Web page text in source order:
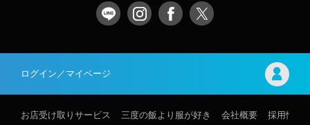
ログイン／マイページ
お店受け取りサービス 三度の飯より服が好き 会社概要 採用情報